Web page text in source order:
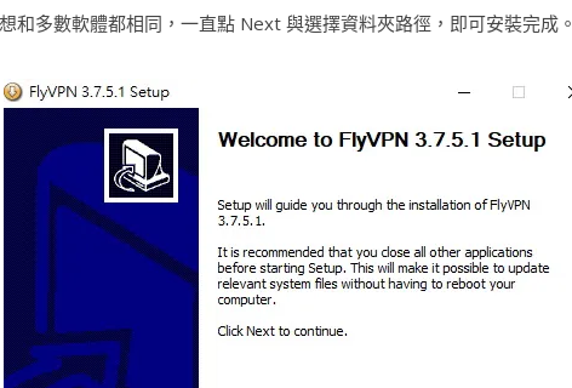
和多數軟體都相同，一直點 Next 與選擇資料夾路徑，即可安裝完成。